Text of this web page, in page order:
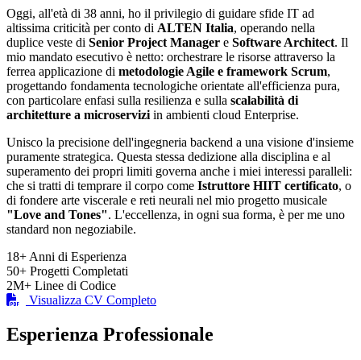
Oggi, all'età di 38 anni, ho il privilegio di guidare sfide IT ad
altissima criticità per conto di ALTEN Italia, operando nella
duplice veste di Senior Project Manager e Software Architect. Il
mio mandato esecutivo è netto: orchestrare le risorse attraverso la
ferrea applicazione di metodologie Agile e framework Scrum,
progettando fondamenta tecnologiche orientate all'efficienza pura,
con particolare enfasi sulla resilienza e sulla scalabilità di
architetture a microservizi in ambienti cloud Enterprise.
Unisco la precisione dell'ingegneria backend a una visione d'insieme
puramente strategica. Questa stessa dedizione alla disciplina e al
superamento dei propri limiti governa anche i miei interessi paralleli:
che si tratti di temprare il corpo come Istruttore HIIT certificato, o
di fondere arte viscerale e reti neurali nel mio progetto musicale
"Love and Tones". L'eccellenza, in ogni sua forma, è per me uno
standard non negoziabile.
18+ Anni di Esperienza
50+ Progetti Completati
2M+ Linee di Codice
Visualizza CV Completo
Esperienza Professionale